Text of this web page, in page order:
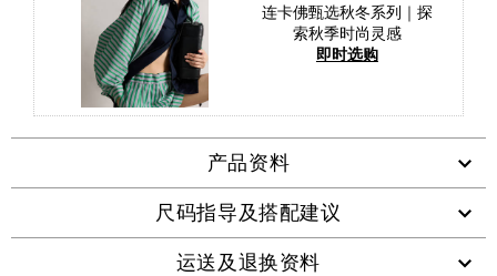
连卡佛甄选秋冬系列｜探
索秋季时尚灵感
即时选购
产品资料
尺码指导及搭配建议
运送及退换资料